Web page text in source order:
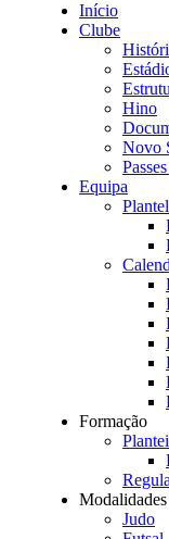
Início
Clube
Hino
Novo
Equipa
Plantel
Formação
Modalidades
Judo